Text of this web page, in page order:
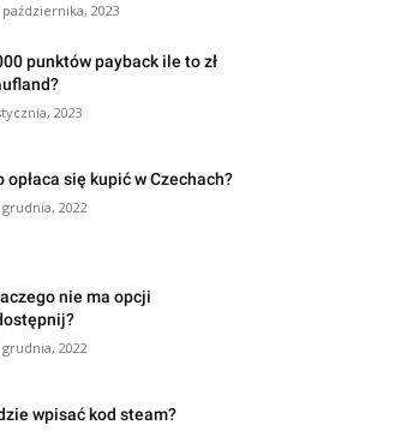
października, 2023
punktów payback ile to zł
2023
opłaca się kupić w Czechach?
grudnia, 2022
nie ma opcji
grudnia, 2022
wpisać kod steam?